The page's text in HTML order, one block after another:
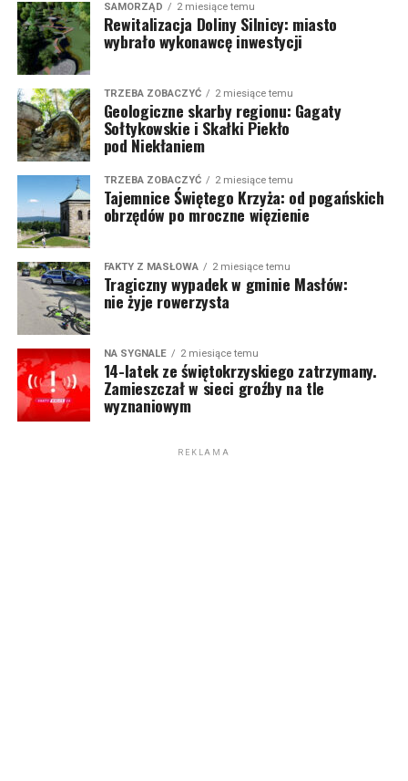
SAMORZĄD 2 miesiące temu
Rewitalizacja Doliny Silnicy: miasto
wybrało wykonawcę inwestycji
TRZEBA ZOBACZYĆ 2 miesiące temu
Geologiczne skarby regionu: Gagaty
Sołtykowskie i Skałki Piekło
pod Niekłaniem
TRZEBA ZOBACZYĆ 2 miesiące temu
Tajemnice Świętego Krzyża: od pogańskich
obrzędów po mroczne więzienie
FAKTY Z MASŁOWA 2 miesiące temu
Tragiczny wypadek w gminie Masłów:
nie żyje rowerzysta
NA SYGNALE 2 miesiące temu
14-latek ze świętokrzyskiego zatrzymany.
Zamieszczał w sieci groźby na tle
wyznaniowym
REKLAMA